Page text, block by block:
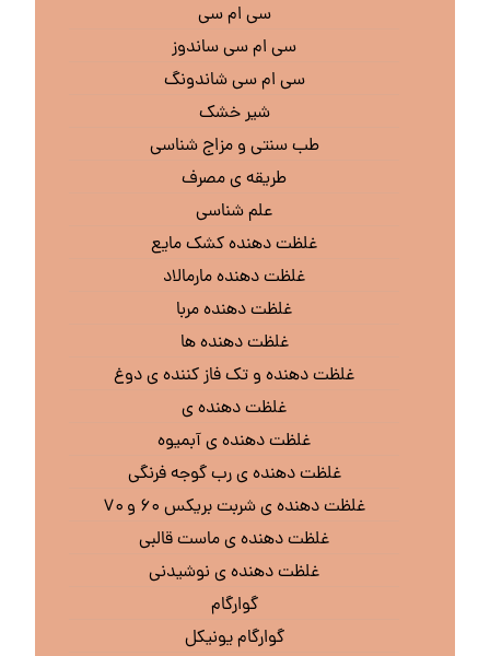
سی ام سی
سی ام سی ساندوز
سی ام سی شاندونگ
شیر خشک
طب سنتی و مزاج شناسی
طریقه ی مصرف
علم شناسی
غلظت دهنده کشک مایع
غلظت دهنده مارمالاد
غلظت دهنده مربا
غلظت دهنده ها
غلظت دهنده و تک فاز کننده ی دوغ
غلظت دهنده ی
غلظت دهنده ی آبمیوه
غلظت دهنده ی رب گوجه فرنگی
غلظت دهنده ی شربت بریکس ۶۰ و ۷۰
غلظت دهنده ی ماست قالبی
غلظت دهنده ی نوشیدنی
گوارگام
گوارگام یونیکل